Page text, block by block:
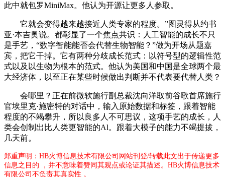
此中就包罗MiniMax。他认为开源让更多人参取。
它就会变得越来越接近人类专家的程度。”图灵得从约书
亚·本吉奥说。都彰显了一个焦点共识：人工智能的成长不只
是手艺，“数字智能能否会代替生物智能？”做为开场从题嘉
宾，把它干掉。它有两种分歧成长范式：以符号型的逻辑性范
式以及以生物为根本的范式。他认为美国和中国是全球两个最
大经济体，以至正在某些时候做出判断并不代表要代替人类？
会哪里？正在前微软施行副总裁沈向洋取前谷歌首席施行
官埃里克·施密特的对话中，输入原始数据和标签，跟着智能
程度的不竭攀升，所以良多人不可思议，这项手艺的成长，人
类会创制出比人类更智能的Al。跟着大模子的能力不竭提拔，
几天前。
郑重声明：HB火博信息技术有限公司网站刊登/转载此文出于传递更多
信息之目的 ，并不意味着赞同其观点或论证其描述。HB火博信息技术
有限公司不负责其真实性 。